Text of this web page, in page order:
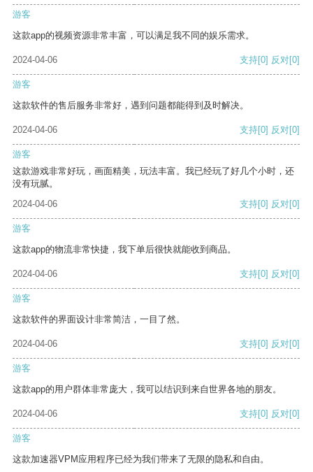
游客
这款app的视频资源非常丰富，可以满足我不同的娱乐需求。
2024-04-06 支持[0] 反对[0]
游客
这款软件的售后服务非常好，遇到问题都能得到及时解决。
2024-04-06 支持[0] 反对[0]
游客
这款游戏非常好玩，画面精美，玩法丰富。我已经玩了好几个小时，还
没有玩腻。
2024-04-06
支持[0] 反对[0]
游客
这款app的物流非常快捷，我下单后很快就能收到商品。
2024-04-06 支持[0] 反对[0]
游客
这款软件的界面设计非常简洁，一目了然。
2024-04-06 支持[0] 反对[0]
游客
这款app的用户群体非常庞大，我可以结识到来自世界各地的朋友。
2024-04-06 支持[0] 反对[0]
游客
这款加速器VPM应用程序已经为我们带来了无限的隐私和自由。